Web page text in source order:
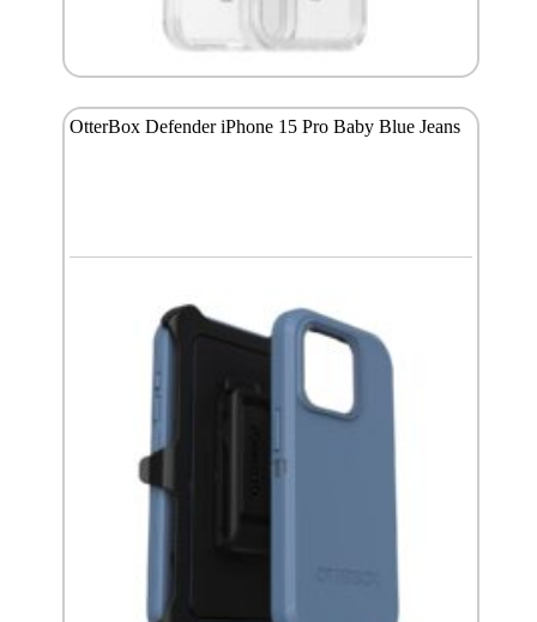
OtterBox Defender iPhone 15 Pro Baby Blue Jeans